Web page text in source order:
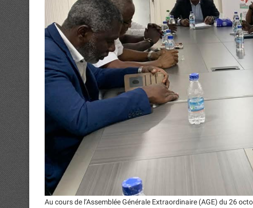
Au cours de l’Assemblée Générale Extraordinaire (AGE) du 26